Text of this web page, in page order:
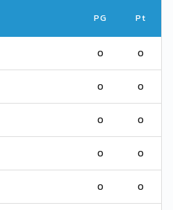
PG Pt
0 0
0 0
0 0
0 0
0 0